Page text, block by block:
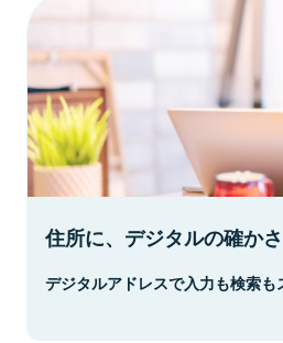
住所に、デジタルの確かさ
デジタルアドレスで入力も検索も